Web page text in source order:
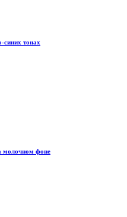
синих тонах
молочном фоне